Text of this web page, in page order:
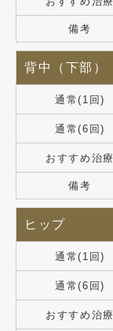
備考
背中（下部）
通常(1回)
通常(6回)
おすすめ治療
備考
ヒップ
通常(1回)
通常(6回)
おすすめ治療